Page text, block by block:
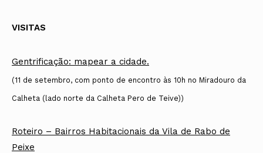
VISITAS
Gentrificação: mapear a cidade.
(11 de setembro, com ponto de encontro às 10h no Miradouro da
Calheta (lado norte da Calheta Pero de Teive))
Roteiro – Bairros Habitacionais da Vila de Rabo de
Peixe